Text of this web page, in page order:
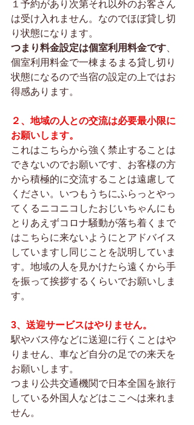
１予約があり次第それ以外のお客さん
は受け入れません。なのでほぼ貸し切
り状態になります。
つまり料金設定は個室利用料金です
個室利用料金で一棟まるまる貸し切り
状態になるので当宿の設定の上ではお
得感あります。
２、地域の人との交流は必要最小限に
お願いします。
これはこちらから強く禁止することは
できないのでお願いです、お客様の方
から積極的に交流することは遠慮して
ください。いつもうちにふらっとやっ
てくるニコニコしたおじいちゃんにも
とりあえずコロナ騒動が落ち着くまで
はこちらに来ないようにとアドバイス
していますし同じことを説明していま
す。地域の人を見かけたら遠くから手
を振って挨拶するくらいでお願いしま
す。
3、送迎サービスはやりません。
駅やバス停などに送迎に行くことはや
りません、車など自分の足での来天を
お願いします。
つまり公共交通機関で日本全国を旅行
している外国人などはここへは来れま
せん。